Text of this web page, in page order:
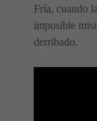
Fría, cuando
imposible
derribado.